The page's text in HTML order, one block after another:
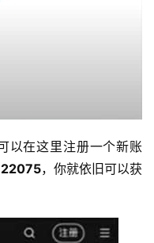
以在这里注册一个新账
，你就依旧可以获